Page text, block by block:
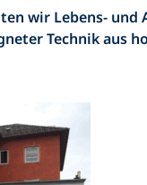
wir Lebens- und
Technik aus